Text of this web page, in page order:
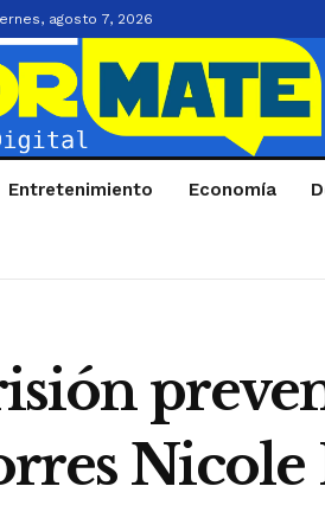
agosto 7, 2026
Entretenimiento Economía